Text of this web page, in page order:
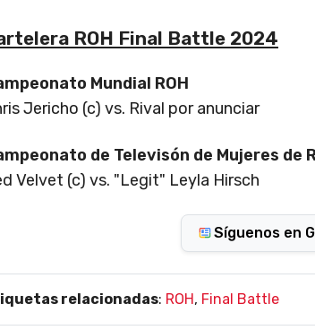
ROH Final Battle 2024
Mundial ROH
Jericho (c) vs. Rival por anunciar
de Televisón de Mujeres de
Velvet (c) vs. "Legit" Leyla Hirsch
Síguenos en
relacionadas: ROH, Final Battle